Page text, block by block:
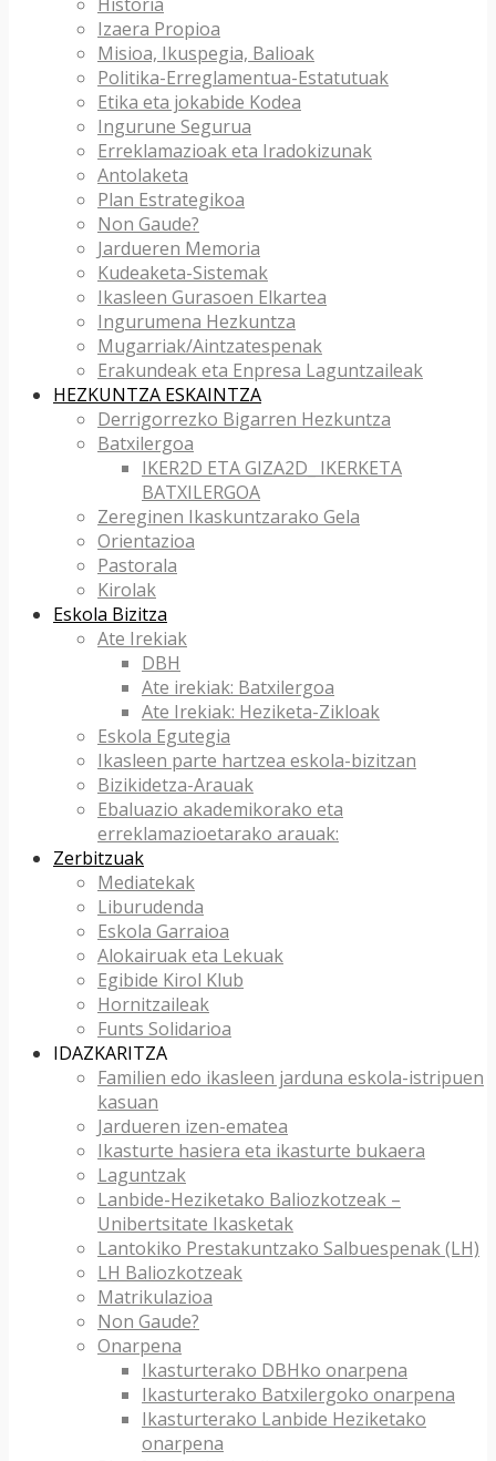
Izaera Propioa
Misioa, Ikuspegia, Balioak
Politika-Erreglamentua-Estatutuak
Etika eta jokabide Kodea
Ingurune Segurua
Erreklamazioak eta Iradokizunak
Antolaketa
Plan Estrategikoa
Non Gaude?
Jardueren Memoria
Kudeaketa-Sistemak
Ikasleen Gurasoen Elkartea
Ingurumena Hezkuntza
Mugarriak/Aintzatespenak
Erakundeak eta Enpresa Laguntzaileak
HEZKUNTZA ESKAINTZA
Derrigorrezko Bigarren Hezkuntza
Batxilergoa
IKER2D ETA GIZA2D_ IKERKETA
BATXILERGOA
Zereginen Ikaskuntzarako Gela
Orientazioa
Pastorala
Kirolak
Eskola Bizitza
Ate Irekiak
DBH
Ate irekiak: Batxilergoa
Ate Irekiak: Heziketa-Zikloak
Eskola Egutegia
Ikasleen parte hartzea eskola-bizitzan
Bizikidetza-Arauak
Ebaluazio akademikorako eta
erreklamazioetarako arauak:
Zerbitzuak
Mediatekak
Liburudenda
Eskola Garraioa
Alokairuak eta Lekuak
Egibide Kirol Klub
Hornitzaileak
Funts Solidarioa
IDAZKARITZA
Familien edo ikasleen jarduna eskola-istripuen
kasuan
Jardueren izen-ematea
Ikasturte hasiera eta ikasturte bukaera
Laguntzak
Lanbide-Heziketako Baliozkotzeak –
Unibertsitate Ikasketak
Lantokiko Prestakuntzako Salbuespenak (LH)
LH Baliozkotzeak
Matrikulazioa
Non Gaude?
Onarpena
Ikasturterako DBHko onarpena
Ikasturterako Batxilergoko onarpena
Ikasturterako Lanbide Heziketako
onarpena